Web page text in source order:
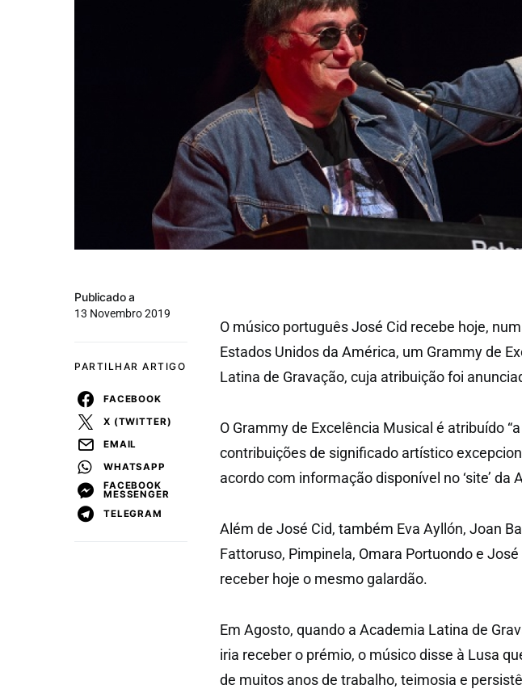
Publicado a
13 Novembro 2019
PARTILHAR ARTIGO
FACEBOOK
X (TWITTER)
EMAIL
WHATSAPP
FACEBOOK
MESSENGER
TELEGRAM
O músico português José Cid recebe hoje,
Estados Unidos da América, um Grammy de
Latina de Gravação, cuja atribuição foi
O Grammy de Excelência Musical é atribuído
contribuições de significado artístico
acordo com informação disponível no ‘site’ da
Além de José Cid, também Eva Ayllón, Joan
Fattoruso, Pimpinela, Omara Portuondo e José
receber hoje o mesmo galardão.
Em Agosto, quando a Academia Latina de
iria receber o prémio, o músico disse à Lusa
de muitos anos de trabalho, teimosia e